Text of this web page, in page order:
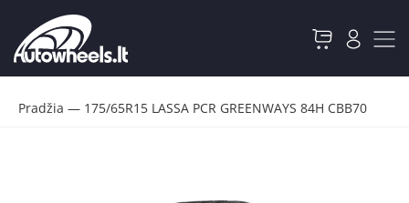
Pradžia — 175/65R15 LASSA PCR GREENWAYS 84H CBB70